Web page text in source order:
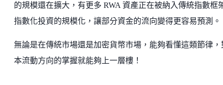
的規模還在擴大，有更多 RWA 資產正在被納入傳統指數框
指數化投資的規模化，讓部分資金的流向變得更容易預測。
無論是在傳統市場還是加密貨幣市場，能夠看懂這類節律，
本流動方向的掌握就能夠上一層樓！